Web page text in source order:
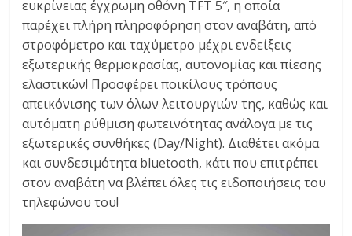
ευκρίνειας έγχρωμη οθόνη TFT 5″, η οποία
παρέχει πλήρη πληροφόρηση στον αναβάτη, από
στροφόμετρο και ταχύμετρο μέχρι ενδείξεις
εξωτερικής θερμοκρασίας, αυτονομίας και πίεσης
ελαστικών! Προσφέρει ποικίλους τρόπους
απεικόνισης των όλων λειτουργιών της, καθώς και
αυτόματη ρύθμιση φωτεινότητας ανάλογα με τις
εξωτερικές συνθήκες (Day/Night). Διαθέτει ακόμα
και συνδεσιμότητα bluetooth, κάτι που επιτρέπει
στον αναβάτη να βλέπει όλες τις ειδοποιήσεις του
τηλεφώνου του!